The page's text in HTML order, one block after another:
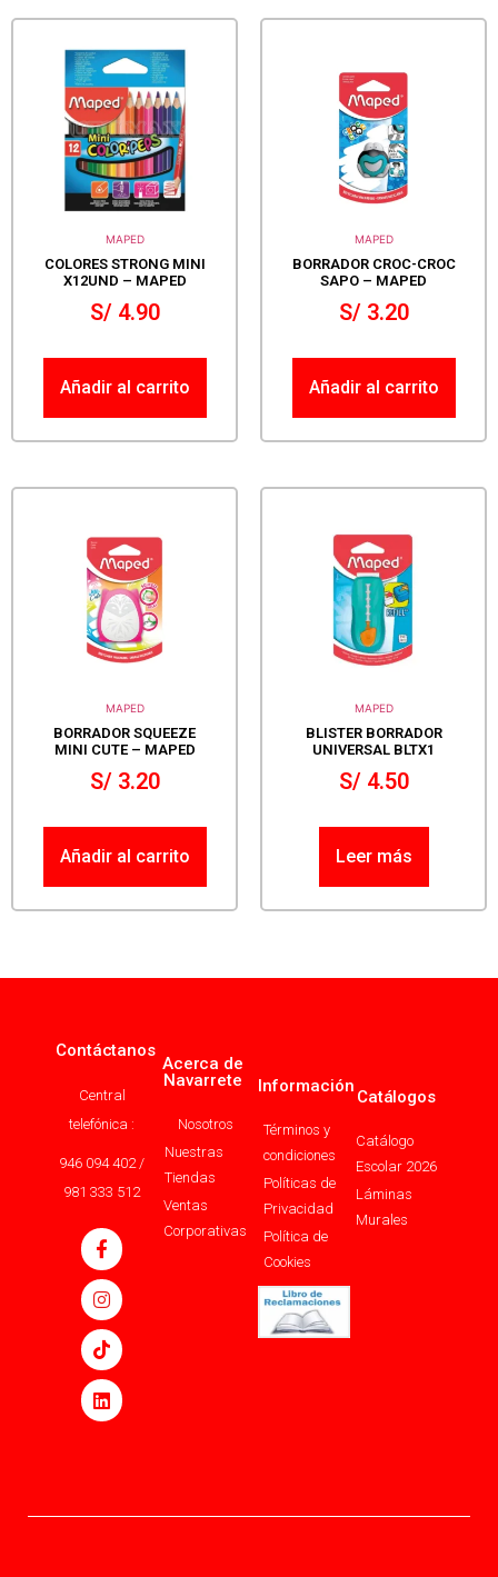
MAPED
COLORES STRONG MINI
X12UND – MAPED
S/4.90
Añadir al carrito
MAPED
BORRADOR CROC-CROC
SAPO – MAPED
S/3.20
Añadir al carrito
MAPED
BORRADOR SQUEEZE
MINI CUTE – MAPED
S/3.20
Añadir al carrito
MAPED
BLISTER BORRADOR
UNIVERSAL BLTX1
S/4.50
Leer más
Contáctanos
Central
telefónica :
946 094 402 /
981 333 512
Acerca de
Navarrete
Nosotros
Nuestras
Tiendas
Ventas
Corporativas
Información
Términos y
condiciones
Políticas de
Privacidad
Política de
Cookies
Catálogos
Catálogo
Escolar 2026
Láminas
Murales